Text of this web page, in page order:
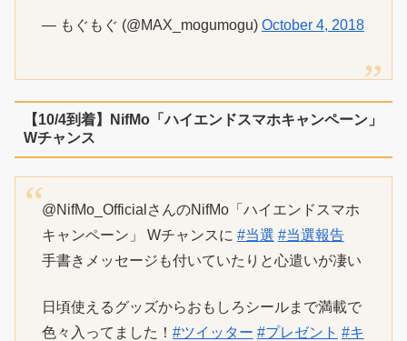
— もぐもぐ (@MAX_mogumogu) October 4, 2018
【10/4到着】NifMo「ハイエンドスマホキャンペーン」
Wチャンス
@NifMo_OfficialさんのNifMo「ハイエンドスマホ
キャンペーン」 Wチャンスに #当選 #当選報告
手書きメッセージも付いていたりと心遣いが凄い
日頃使えるグッズからおもしろシールまで満載で
色々入ってました！ #ツイッター #プレゼント #キ